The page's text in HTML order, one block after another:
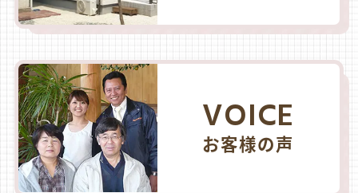
VOICE
お客様の声